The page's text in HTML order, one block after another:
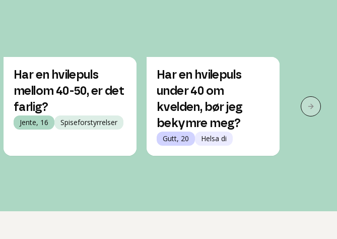
Har en hvilepuls
mellom 40-50, er det
farlig?
Jente, 16 Spiseforstyrrelser
Har en hvilepuls
under 40 om
kvelden, bør jeg
bekymre meg?
Gutt, 20 Helsa di
Neste